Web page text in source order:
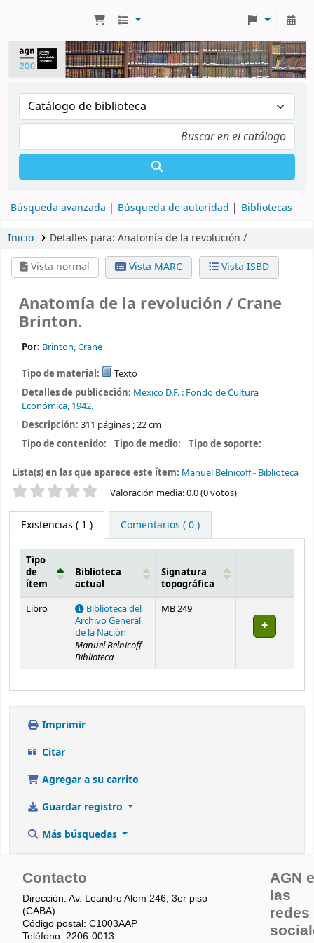
Búsqueda avanzada Búsqueda de autoridad Bibliotecas
Inicio Detalles para: Anatomía de la revolución /
Vista normal
Vista MARC Vista ISBD
Anatomía de la revolución / Crane
Brinton.
Por: Brinton, Crane
Tipo de material:
Texto
Detalles de publicación: México D.F. : Fondo de Cultura
Económica, 1942.
Descripción: 311 páginas ; 22 cm
Tipo de contenido:
Tipo de medio: Tipo de soporte:
Lista(s) en las que aparece este ítem: Manuel Belnicoff - Biblioteca
Valoración Valoración media: 0.0 (0 votos)
Existencias ( 1 ) Comentarios ( 0 )
Existencias
Tipo
de
ítem
Biblioteca
actual
Signatura
topográfica
Libro
Biblioteca del
Archivo General
de la Nación
Manuel Belnicoff -
Biblioteca
MB 249
Imprimir
Citar
Agregar a su carrito
Guardar registro
Más búsquedas
Contacto
Dirección: Av. Leandro Alem 246, 3er piso
(CABA).
Código postal: C1003AAP
Teléfono: 2206-0013
AGN
las
redes